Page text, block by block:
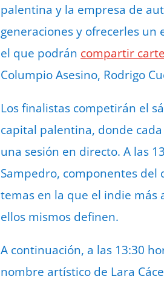
palentina y la empresa de
generaciones y ofrecerles
el que podrán compartir
Columpio Asesino, Rodrigo
Los finalistas competirán el
capital palentina, donde
una sesión en directo. A las
Sampedro, componentes del
temas en la que el indie más
ellos mismos definen.
A continuación, a las 13:30
nombre artístico de Lara